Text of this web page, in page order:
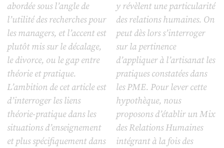
abordée sous l’angle de
l’utilité des recherches pour
les managers, et l’accent est
plutôt mis sur le décalage,
le divorce, ou le gap entre
théorie et pratique.
L’ambition de cet article est
d’interroger les liens
théorie-pratique dans les
situations d’enseignement
et plus spécifiquement dans
y révèlent une particularité
des relations humaines. On
peut dès lors s’interroger
sur la pertinence
d’appliquer à l’artisanat les
pratiques constatées dans
les PME. Pour lever cette
hypothèque, nous
proposons d’établir un Mix
des Relations Humaines
intégrant à la fois des